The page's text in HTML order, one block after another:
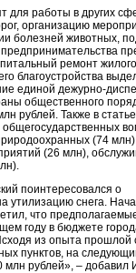
для работы в других
организацию
болезней животных,
ремонт
благоустройства
единой дежурно-
общественного
рублей. Также в
(74
(26 млн),
поинтересовался о
утилизацию снега.
что
году в бюджете
из опыта
пунктов, на
рублей», – добавил